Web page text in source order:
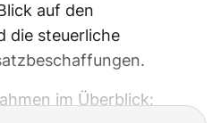
auf den
die steuerliche
im Überblick: